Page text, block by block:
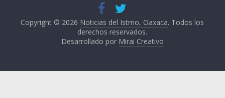
Copyright © 2026 Noticias del Istmo, Oaxaca. Todos los
derechos reservados.
Desarrollado por Mirai Creativo